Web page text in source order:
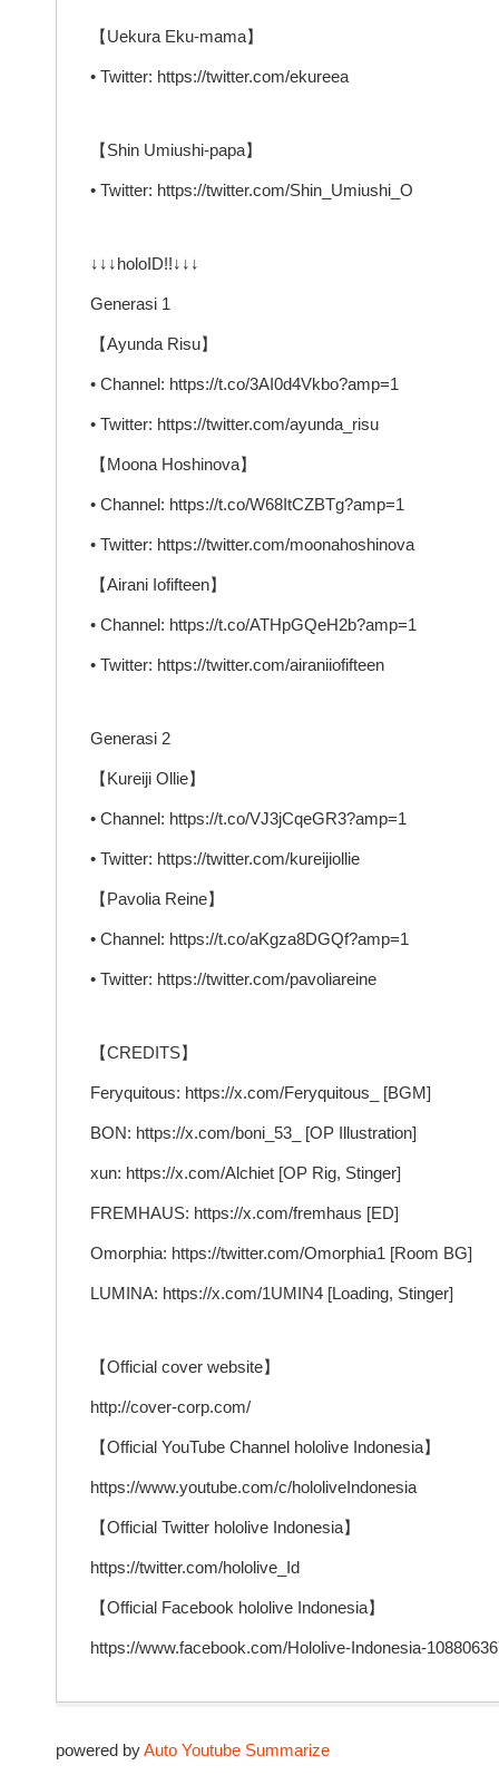
【Uekura Eku-mama】
• Twitter: https://twitter.com/ekureea
【Shin Umiushi-papa】
• Twitter: https://twitter.com/Shin_Umiushi_O
↓↓↓holoID!!↓↓↓
Generasi 1
【Ayunda Risu】
• Channel: https://t.co/3AI0d4Vkbo?amp=1
• Twitter: https://twitter.com/ayunda_risu
【Moona Hoshinova】
• Channel: https://t.co/W68ItCZBTg?amp=1
• Twitter: https://twitter.com/moonahoshinova
【Airani Iofifteen】
• Channel: https://t.co/ATHpGQeH2b?amp=1
• Twitter: https://twitter.com/airaniiofifteen
Generasi 2
【Kureiji Ollie】
• Channel: https://t.co/VJ3jCqeGR3?amp=1
• Twitter: https://twitter.com/kureijiollie
【Pavolia Reine】
• Channel: https://t.co/aKgza8DGQf?amp=1
• Twitter: https://twitter.com/pavoliareine
【CREDITS】
Feryquitous: https://x.com/Feryquitous_ [BGM]
BON: https://x.com/boni_53_ [OP Illustration]
xun: https://x.com/Alchiet [OP Rig, Stinger]
FREMHAUS: https://x.com/fremhaus [ED]
Omorphia: https://twitter.com/Omorphia1 [Room BG]
LUMINA: https://x.com/1UMIN4 [Loading, Stinger]
【Official cover website】
http://cover-corp.com/
【Official YouTube Channel hololive Indonesia】
https://www.youtube.com/c/hololiveIndonesia
【Official Twitter hololive Indonesia】
https://twitter.com/hololive_Id
【Official Facebook hololive Indonesia】
https://www.facebook.com/Hololive-Indonesia-
powered byAuto Youtube Summarize